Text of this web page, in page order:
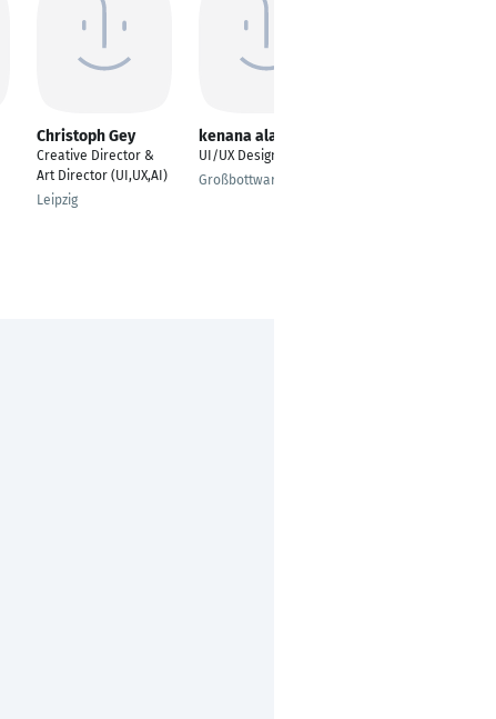
Christoph Gey
Creative Director &
Art Director (UI,UX,AI)
Leipzig
kenana alaje
UI/UX Designer
Großbottwar